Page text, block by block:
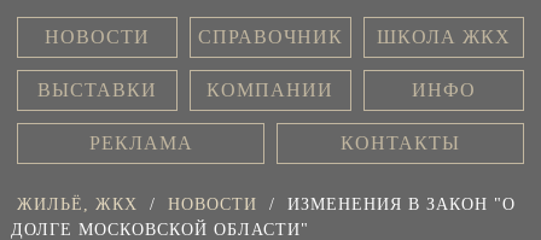
НОВОСТИ СПРАВОЧНИК ШКОЛА ЖКХ
ВЫСТАВКИ КОМПАНИИ ИНФО
РЕКЛАМА КОНТАКТЫ
ЖИЛЬЁ, ЖКХ / НОВОСТИ /
ИЗМЕНЕНИЯ В ЗАКОН "О
ДОЛГЕ МОСКОВСКОЙ ОБЛАСТИ"